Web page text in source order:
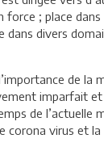
force ; place
divers
de
imparfait
de l’actuelle
corona virus et